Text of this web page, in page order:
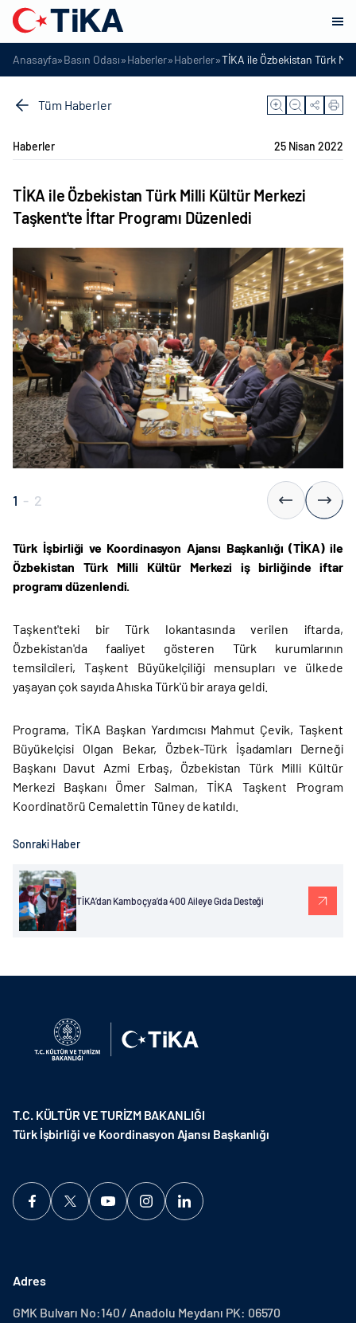
Anasayfa»Basın Odası»Haberler»Haberler»TİKA ile Özbekistan Türk
Tüm Haberler
Haberler 25 Nisan 2022
TİKA ile Özbekistan Türk Milli Kültür Merkezi
Taşkent'te İftar Programı Düzenledi
1 - 2
Türk İşbirliği ve Koordinasyon Ajansı Başkanlığı (TİKA) ile
Özbekistan Türk Milli Kültür Merkezi iş birliğinde iftar
programı düzenlendi.
Taşkent'teki bir Türk lokantasında verilen iftarda,
Özbekistan'da faaliyet gösteren Türk kurumlarının
temsilcileri, Taşkent Büyükelçiliği mensupları ve ülkede
yaşayan çok sayıda Ahıska Türk'ü bir araya geldi.
Programa, TİKA Başkan Yardımcısı Mahmut Çevik, Taşkent
Büyükelçisi Olgan Bekar, Özbek-Türk İşadamları Derneği
Başkanı Davut Azmi Erbaş, Özbekistan Türk Milli Kültür
Merkezi Başkanı Ömer Salman, TİKA Taşkent Program
Koordinatörü Cemalettin Tüney de katıldı.
Sonraki Haber
TİKA’dan Kamboçya’da 400 Aileye Gıda Desteği
T.C. KÜLTÜR VE TURİZM BAKANLIĞI
Türk İşbirliği ve Koordinasyon Ajansı Başkanlığı
Adres
GMK Bulvarı No:140 / Anadolu Meydanı PK: 06570